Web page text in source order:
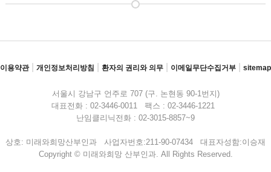
이용약관 개인정보처리방침 환자의 권리와 의무 이메일무단수집거부 sitemap
서울시 강남구 언주로 707 (구. 논현동 90-1번지)
대표전화 : 02-3446-0011 팩스 : 02-3446-1221
난임클리닉전화 : 02-3015-8857~9
상호: 미래와희망산부인과 사업자번호:211-90-07434 대표자성함:이승재
Copyright © 미래와희망 산부인과. All Rights Reserved.